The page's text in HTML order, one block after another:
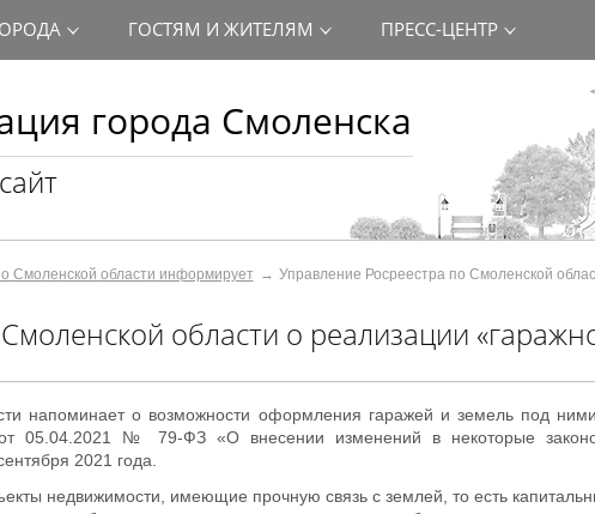
города Смоленска
ГОСТЯМ И ЖИТЕЛЯМ ПРЕСС-ЦЕНТР
Смоленской области информирует
Управление Росреестра по Смоленской
области о реализации
напоминает о возможности оформления гаражей и земель под
05.04.2021 № 79-ФЗ «О внесении изменений в некоторые
2021 года.
недвижимости, имеющие прочную связь с землей, то есть